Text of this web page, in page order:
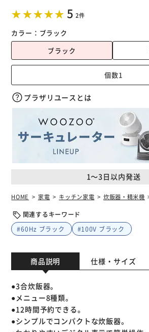
5 2件
カラー： ブラック
ブラック
1～3日以内発送
プラザリユースとは
HOME 家電 キッチン家電 炊飯器・精米機
関連するキーワード
#60Hz ブラック
#100V ブラック
商品説明 仕様・サイズ
●3合炊飯器。
●メニュー8種類。
●12時間予約できる。
●シンプルでコンパクトな炊飯器。